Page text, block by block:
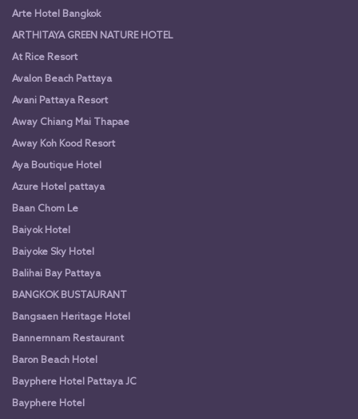
Arte Hotel Bangkok
ARTHITAYA GREEN NATURE HOTEL
At Rice Resort
Avalon Beach Pattaya
Avani Pattaya Resort
Away Chiang Mai Thapae
Away Koh Kood Resort
Aya Boutique Hotel
Azure Hotel pattaya
Baan Chom Le
Baiyok Hotel
Baiyoke Sky Hotel
Balihai Bay Pattaya
BANGKOK BUSTAURANT
Bangsaen Heritage Hotel
Bannernnam Restaurant
Baron Beach Hotel
Bayphere Hotel Pattaya JC
Bayphere Hotel